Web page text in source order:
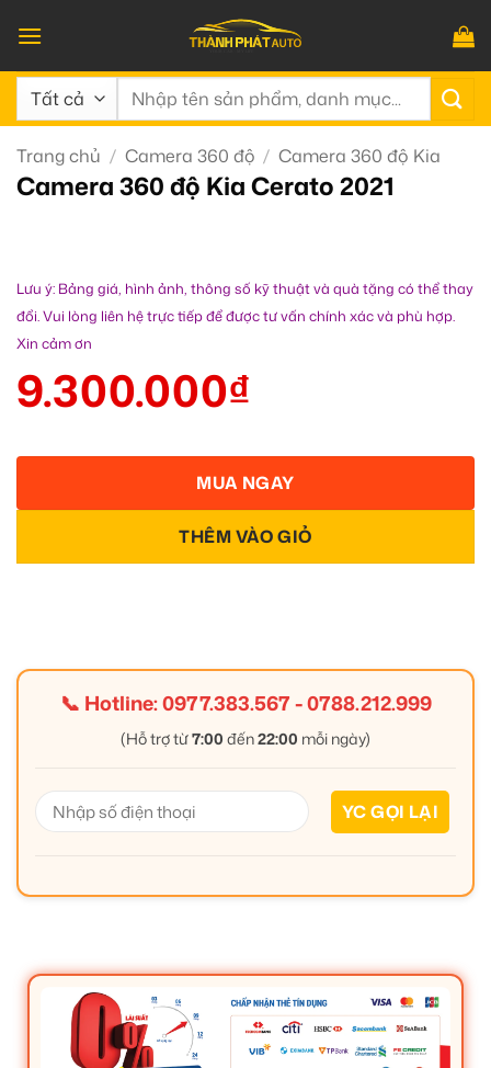
qua
nội
dung
Tìm
Trang chủ / Camera 360 độ / Camera 360 độ Kia
Camera 360 độ Kia Cerato 2021
Lưu ý: Bảng giá, hình ảnh, thông số kỹ thuật và quà tặng có thể thay
đổi. Vui lòng liên hệ trực tiếp để được tư vấn chính xác và phù hợp.
Xin cảm ơn
9.300.000₫
THÊM VÀO GIỎ
MUA NGAY
📞 Hotline:0977.383.567-0788.212.999
(Hỗ trợ từ7:00 đến22:00 mỗi ngày)